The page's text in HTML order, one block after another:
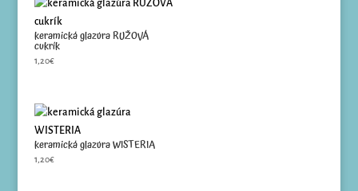
keramická glazúra RUŽOVÁ
cukrík
1,20€
keramická glazúra WISTERIA
1,20€